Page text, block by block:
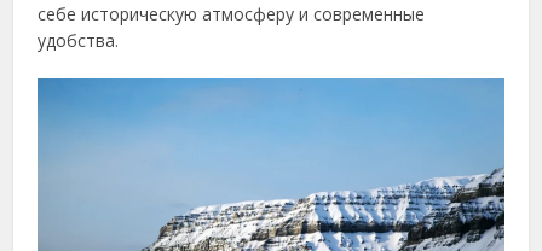
себе историческую атмосферу и современные
удобства.